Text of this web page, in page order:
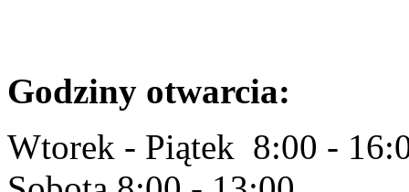
Godziny otwarcia:
Wtorek - Piątek 8:00 -